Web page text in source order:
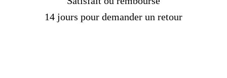
14 jours pour demander un retour